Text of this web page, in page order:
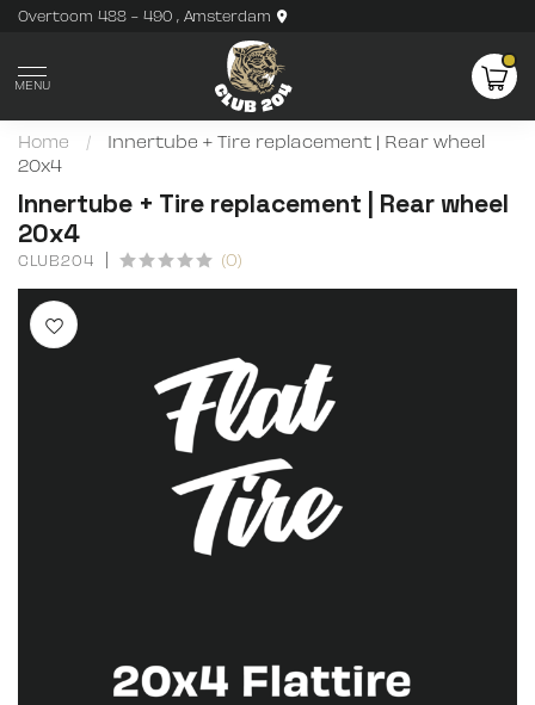
Overtoom 488 - 490 , Amsterdam
MENU
Home /
Innertube + Tire replacement | Rear wheel
20x4
Innertube + Tire replacement | Rear wheel
20x4
CLUB204 (0)